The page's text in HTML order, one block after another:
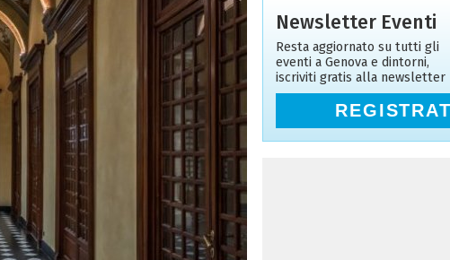
Newsletter Eventi
Resta aggiornato su tutti gli
eventi a Genova e dintorni,
iscriviti gratis alla newsletter